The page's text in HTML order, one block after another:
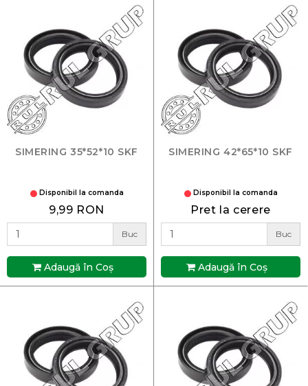
SIMERING 35*52*10 SKF
Disponibil la comanda
9,99 RON
Buc
Adaugă în Coş
SIMERING 42*65*10 SKF
Disponibil la comanda
Pret la cerere
Buc
Adaugă în Coş